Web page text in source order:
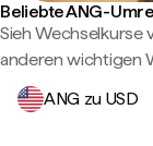
Beliebte ANG-
Sieh Wechselkurse
anderen wichtigen
ANG zu USD